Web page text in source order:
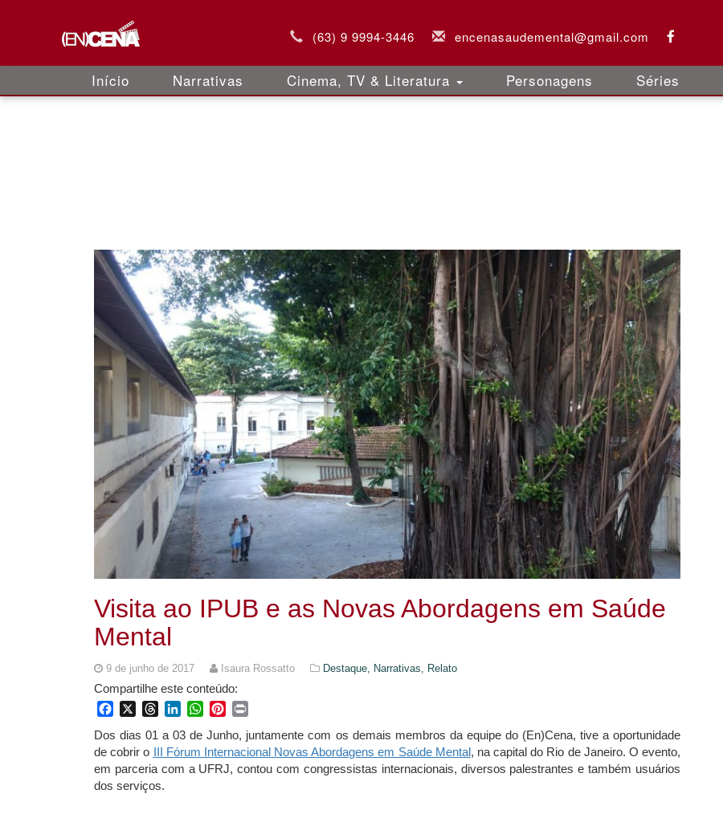
(63) 9 9994-3446 encenasaudemental@gmail.com
Início Narrativas Cinema, TV & Literatura Personagens Séries
Visita ao IPUB e as Novas Abordagens em Saúde
Mental
9 de junho de 2017 Isaura Rossatto Destaque, Narrativas, Relato
Compartilhe este conteúdo:
FacebookThreadsLinkedInWhatsApp
Pinterest
Dos dias 01 a 03 de Junho, juntamente com os demais membros da equipe do (En)Cena, tive a oportunidade
de cobrir o III Fórum Internacional Novas Abordagens em Saúde Mental, na capital do Rio de Janeiro. O evento,
em parceria com a UFRJ, contou com congressistas internacionais, diversos palestrantes e também usuários
dos serviços.